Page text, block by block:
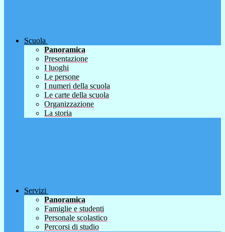
Scuola
Panoramica
Presentazione
I luoghi
Le persone
I numeri della scuola
Le carte della scuola
Organizzazione
La storia
Servizi
Panoramica
Famiglie e studenti
Personale scolastico
Percorsi di studio